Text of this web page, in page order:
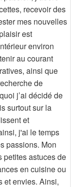
recevoir des
mes nouvelles
est
environ
au courant
ainsi que
de
j’ai décidé de
surtout sur la
et
j'ai le temps
passions. Mon
petites astuces de
en cuisine ou
et envies. Ainsi,